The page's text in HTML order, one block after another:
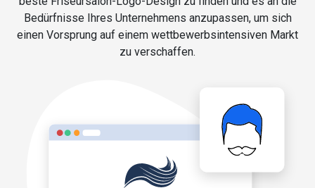
Bedürfnisse Ihres Unternehmens anzupassen, um sich
einen Vorsprung auf einem wettbewerbsintensiven Markt
zu verschaffen.